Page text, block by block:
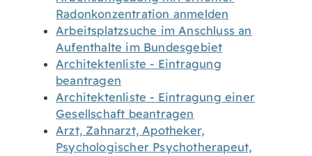
Radonkonzentration anmelden
Arbeitsplatzsuche im Anschluss an
Aufenthalte im Bundesgebiet
Architektenliste - Eintragung
beantragen
Architektenliste - Eintragung einer
Gesellschaft beantragen
Arzt, Zahnarzt, Apotheker,
Psychologischer Psychotherapeut,